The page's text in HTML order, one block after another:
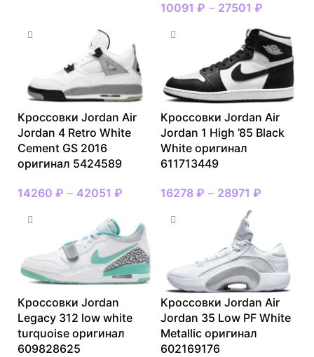
10091 ₽ – 27501 ₽
Кроссовки Jordan Air
Jordan 4 Retro White
Cement GS 2016
оригинал 5424589
14260 ₽ – 42051 ₽
Кроссовки Jordan Air
Jordan 1 High ’85 Black
White оригинал
611713449
16278 ₽ – 28971 ₽
Кроссовки Jordan
Legacy 312 low white
turquoise оригинал
609828625
Кроссовки Jordan Air
Jordan 35 Low PF White
Metallic оригинал
602169176